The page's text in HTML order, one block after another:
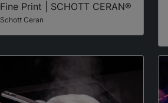
Fine Print | SCHOTT CERAN®
Schott Ceran